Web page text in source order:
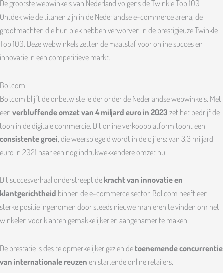
De grootste webwinkels van Nederland volgens de Twinkle Top 100
Ontdek wie de titanen zijn in de Nederlandse e-commerce arena, de
grootmachten die hun plek hebben verworven in de prestigieuze Twinkle
Top 100. Deze webwinkels zetten de maatstaf voor online succes en
innovatie in een competitieve markt.
Bol.com
Bol.com blijft de onbetwiste leider onder de Nederlandse webwinkels. Met
eenverbluffende omzet van 4 miljard euro in 2023zet het bedrijf de
toon in de digitale commercie. Dit online verkoopplatform toont een
consistente groei , die weerspiegeld wordt in de cijfers: van 3,3 miljard
euro in 2021 naar een nog indrukwekkendere omzet nu.
Dit succesverhaal onderstreept dekracht van innovatie en
klantgerichtheid binnen de e-commerce sector. Bol.com heeft een
sterke positie ingenomen door steeds nieuwe manieren te vinden om het
winkelen voor klanten gemakkelijker en aangenamer te maken.
De prestatie is des te opmerkelijker gezien detoenemende concurrentie
van internationale reuzenen startende online retailers.